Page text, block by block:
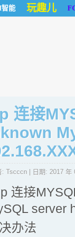
能 玩趣儿
连接
: Tscccn | 日期: 2017 年
连接
server
办法